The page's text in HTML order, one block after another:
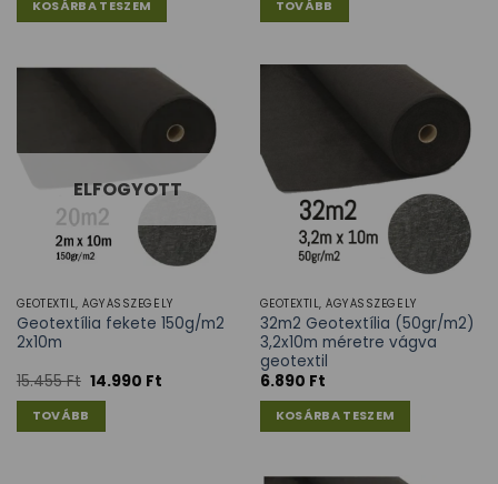
KOSÁRBA TESZEM TOVÁBB
ELFOGYOTT
GEOTEXTIL, ÁGYÁSSZEGÉLY
Geotextília fekete 150g/m2
2x10m
15.455Ft 14.990 Ft
TOVÁBB
GEOTEXTIL, ÁGYÁSSZEGÉLY
32m2 Geotextília (50gr/m2)
3,2x10m méretre vágva
geotextil
6.890 Ft
KOSÁRBA TESZEM